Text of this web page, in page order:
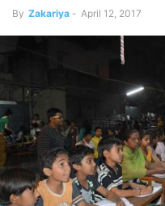
By Zakariya - April 12, 2017